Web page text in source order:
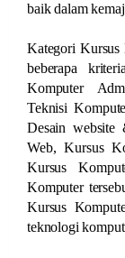
baik dalam
Kategori Kursus
beberapa
Komputer
Teknisi
Desain website
Web, Kursus
Kursus
Komputer
Kursus
teknologi